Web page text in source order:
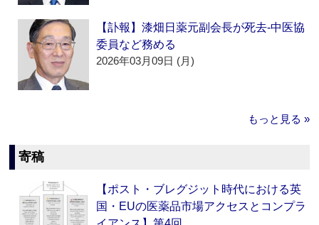
【訃報】漆畑日薬元副会長が死去‐中医協
委員など務める
2026年03月09日 (月)
もっと見る »
寄稿
【ポスト・ブレグジット時代における英
国・EUの医薬品市場アクセスとコンプラ